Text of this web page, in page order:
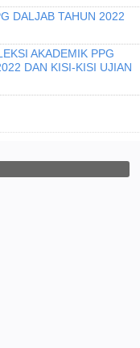
DALJAB TAHUN 2022
AKADEMIK PPG
DAN KISI-KISI UJIAN